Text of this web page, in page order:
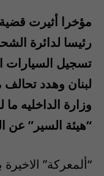
مؤخرا أثيرت
رئيسا لدائرة
تسجيل السيارات
لبنان وهدد تحالف
وزارة الداخليه ما
“هيئة السير” عن
“ألمعركة”